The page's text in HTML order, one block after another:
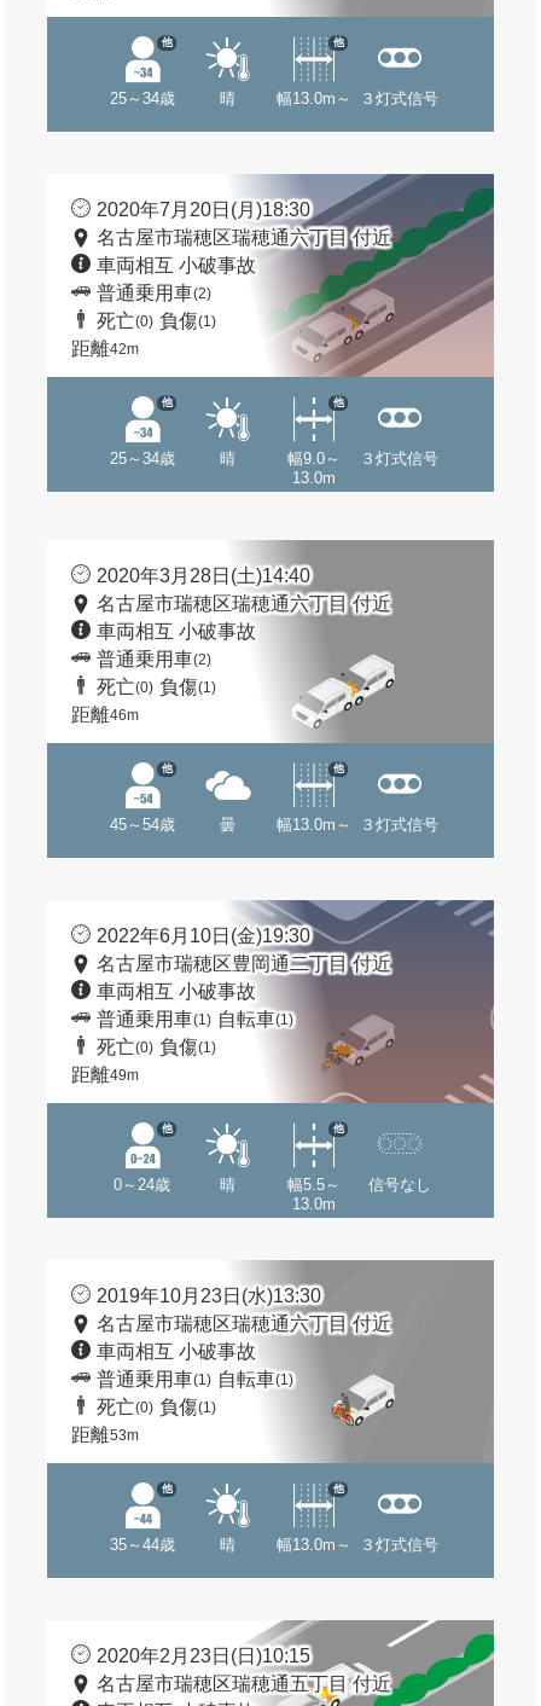
25～34歳
他
晴 幅13.0m～
他
３灯式信号
2020年7月20日(月)18:30
名古屋市瑞穂区瑞穂通六丁目 付近
車両相互 小破事故
普通乗用車(2)
死亡(0) 負傷(1)
距離42m
25～34歳
他
晴
幅9.0～
13.0m
他
３灯式信号
2020年3月28日(土)14:40
名古屋市瑞穂区瑞穂通六丁目 付近
車両相互 小破事故
普通乗用車(2)
死亡(0) 負傷(1)
距離46m
45～54歳
他
曇 幅13.0m～
他
３灯式信号
2022年6月10日(金)19:30
名古屋市瑞穂区豊岡通二丁目 付近
車両相互 小破事故
普通乗用車(1) 自転車(1)
死亡(0) 負傷(1)
距離49m
0～24歳
他
晴
幅5.5～
13.0m
他
信号なし
2019年10月23日(水)13:30
名古屋市瑞穂区瑞穂通六丁目 付近
車両相互 小破事故
普通乗用車(1) 自転車(1)
死亡(0) 負傷(1)
距離53m
35～44歳
他
晴 幅13.0m～
他
３灯式信号
2020年2月23日(日)10:15
名古屋市瑞穂区瑞穂通五丁目 付近